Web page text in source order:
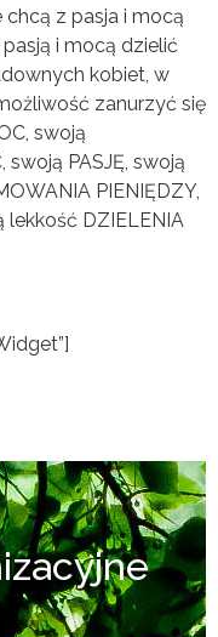
z pasja i mocą
i mocą dzielić
kobiet, w
zanurzyć się
swoją
swoją PASJĘ, swoją
PIENIĘDZY,
lekkość DZIELENIA